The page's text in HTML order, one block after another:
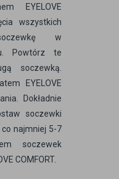
EYELOVE
wszystkich
w
Powtórz te
soczewką.
EYELOVE
Dokładnie
soczewki
najmniej 5-7
soczewek
COMFORT.